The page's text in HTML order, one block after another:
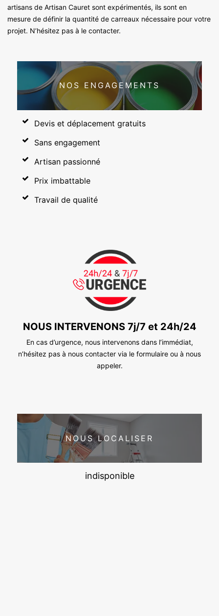
artisans de Artisan Cauret sont expérimentés, ils sont en
mesure de définir la quantité de carreaux nécessaire pour votre
projet. N’hésitez pas à le contacter.
NOS ENGAGEMENTS
Devis et déplacement gratuits
Sans engagement
Artisan passionné
Prix imbattable
Travail de qualité
NOUS INTERVENONS 7j/7 et 24h/24
En cas d’urgence, nous intervenons dans l’immédiat,
n’hésitez pas à nous contacter via le formulaire ou à nous
appeler.
NOUS LOCALISER
indisponible